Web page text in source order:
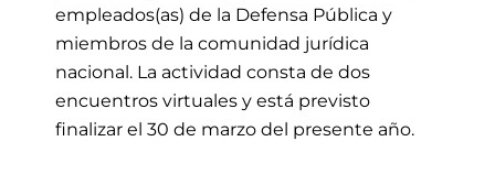
empleados(as) de la Defensa Pública y
miembros de la comunidad jurídica
nacional . La actividad consta de dos
encuentros virtuales y está previsto
finalizar el 30 de marzo del presente año.